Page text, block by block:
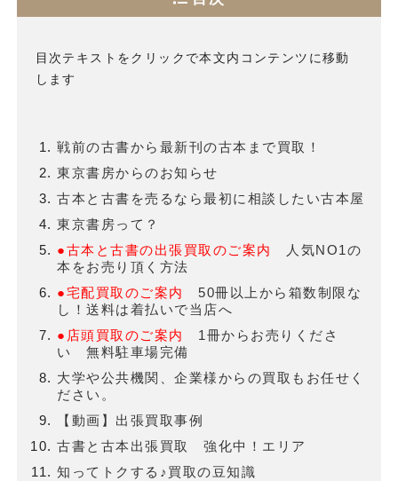
目次テキストをクリックで本文内コンテンツに移動
します
戦前の古書から最新刊の古本まで買取！
東京書房からのお知らせ
古本と古書を売るなら最初に相談したい古本屋
東京書房って？
●古本と古書の出張買取のご案内
人気NO1の
本をお売り頂く方法
●宅配買取のご案内
50冊以上から箱数制限な
し！送料は着払いで当店へ
●店頭買取のご案内
1冊からお売りくださ
い 無料駐車場完備
大学や公共機関、企業様からの買取もお任せく
ださい。
【動画】出張買取事例
古書と古本出張買取 強化中！エリア
知ってトクする♪買取の豆知識